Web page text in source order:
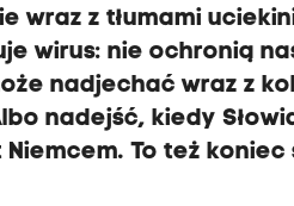
wraz z tłumami
wirus: nie ochronią
nadjechać wraz z
nadejść, kiedy
To też koniec